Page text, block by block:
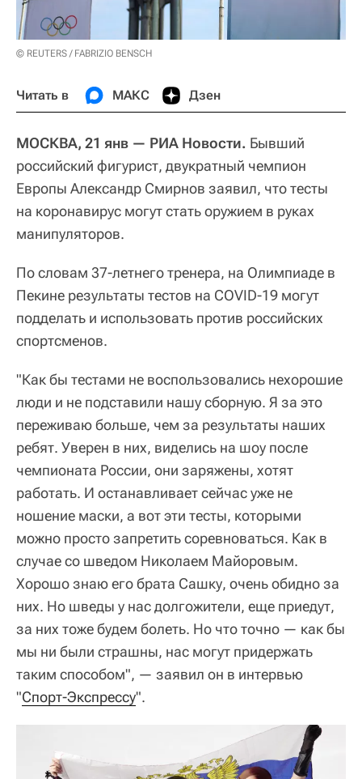
© REUTERS / FABRIZIO BENSCH
Читать в МАКС Дзен
МОСКВА, 21 янв — РИА Новости. Бывший
российский фигурист, двукратный чемпион
Европы Александр Смирнов заявил, что тесты
на коронавирус могут стать оружием в руках
манипуляторов.
По словам 37-летнего тренера, на Олимпиаде в
Пекине результаты тестов на COVID-19 могут
подделать и использовать против российских
спортсменов.
"Как бы тестами не воспользовались нехорошие
люди и не подставили нашу сборную. Я за это
переживаю больше, чем за результаты наших
ребят. Уверен в них, виделись на шоу после
чемпионата России, они заряжены, хотят
работать. И останавливает сейчас уже не
ношение маски, а вот эти тесты, которыми
можно просто запретить соревноваться. Как в
случае со шведом Николаем Майоровым.
Хорошо знаю его брата Сашку, очень обидно за
них. Но шведы у нас долгожители, еще приедут,
за них тоже будем болеть. Но что точно — как бы
мы ни были страшны, нас могут придержать
таким способом", — заявил он в интервью
"Спорт-Экспрессу".